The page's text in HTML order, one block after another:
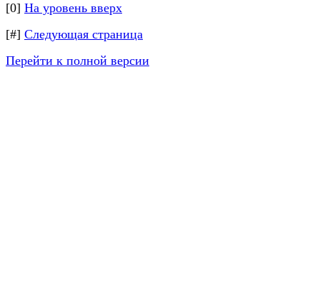
[0] На уровень вверх
[#] Следующая страница
Перейти к полной версии